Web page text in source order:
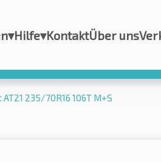
▾Hilfe▾KontaktÜber uns
AT21 235/70R16 106T M+S